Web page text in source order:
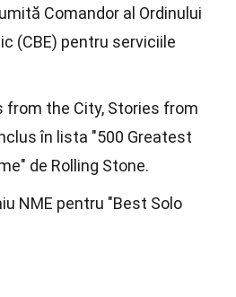
Comandor al Ordinului
(CBE) pentru serviciile
from the City, Stories from
în lista "500 Greatest
de Rolling Stone.
NME pentru "Best Solo